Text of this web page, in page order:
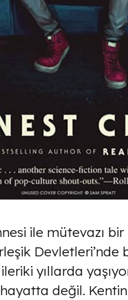
ile mütevazı bir
Devletleri’nde
yıllarda
değil.